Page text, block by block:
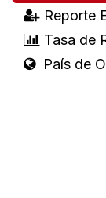
Reporte
Tasa de
País de